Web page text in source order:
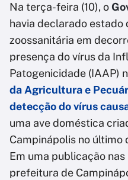
Na terça-feira (10), o
havia declarado estado
zoossanitária em
presença do vírus da
Patogenicidade (IAAP)
da Agricultura e
detecção do vírus
uma ave doméstica
Campinápolis no último
Em uma publicação
prefeitura de